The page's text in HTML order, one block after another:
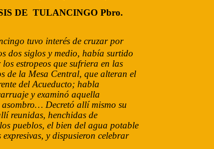
DE TULANCINGO Pbro.
tuvo interés de cruzar por
dos siglos y medio, había surtido
estropeos que sufriera en las
de la Mesa Central, que alteran el
del Acueducto; habla
y examinó aquella
Decretó allí mismo su
reunidas, henchidas de
pueblos, el bien del agua potable
y dispusieron celebrar